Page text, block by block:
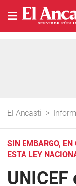
El Ancasti >
SIN EMBARGO, EN
ESTA LEY